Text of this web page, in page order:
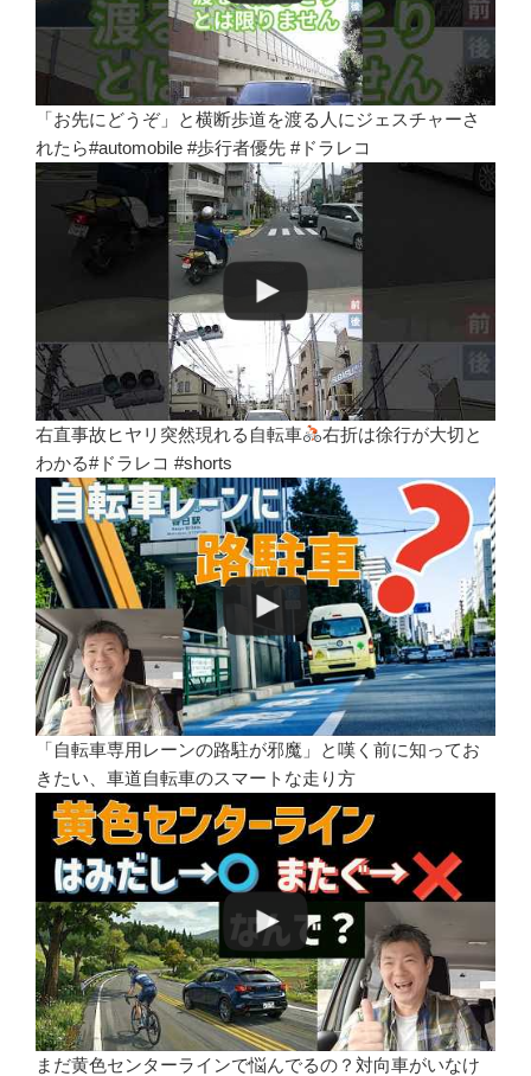
「お先にどうぞ」と横断歩道を渡る人にジェスチャーさ
れたら#automobile #歩行者優先 #ドラレコ
右直事故ヒヤリ突然現れる自転車
右折は徐行が大切と
わかる#ドラレコ #shorts
「自転車専用レーンの路駐が邪魔」と嘆く前に知ってお
きたい、車道自転車のスマートな走り方
まだ黄色センターラインで悩んでるの？対向車がいなけ